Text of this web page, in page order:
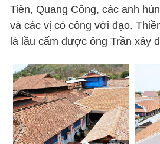
Tiên, Quang Công, các anh
và các vị có công với đạo.
là lầu cấm được ông Trần xây